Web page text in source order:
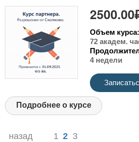
Объем курса:
72 академ.
4 недели
Подробнее о курсе
назад 1 2 3